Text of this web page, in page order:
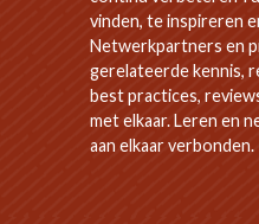
vinden, te inspireren
Netwerkpartners en
gerelateerde kennis,
best practices,
met elkaar. Leren en
aan elkaar verbonden.